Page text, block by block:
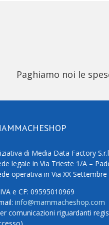
Paghiamo noi le
di Media Data Factory
legale in Via Trieste 1/A –
operativa in Via XX
e CF: 09595010969
info@mammacheshop.com
comunicazioni riguardanti